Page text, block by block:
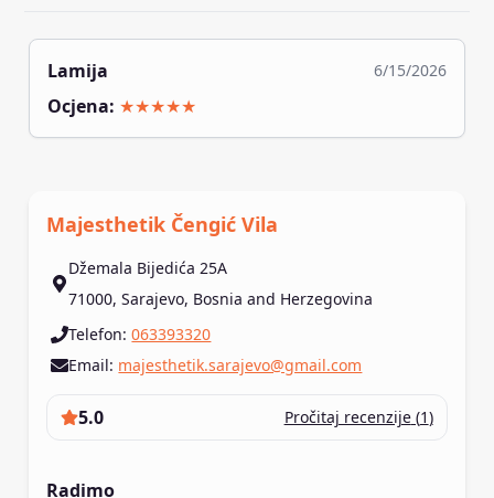
Lamija 6/15/2026
Ocjena: ★★★★★
Majesthetik Čengić Vila
Džemala Bijedića 25A
71000,Sarajevo, Bosnia and Herzegovina
Telefon: 063393320
Email: majesthetik.sarajevo@gmail.com
5.0 Pročitaj recenzije(1)
Radimo